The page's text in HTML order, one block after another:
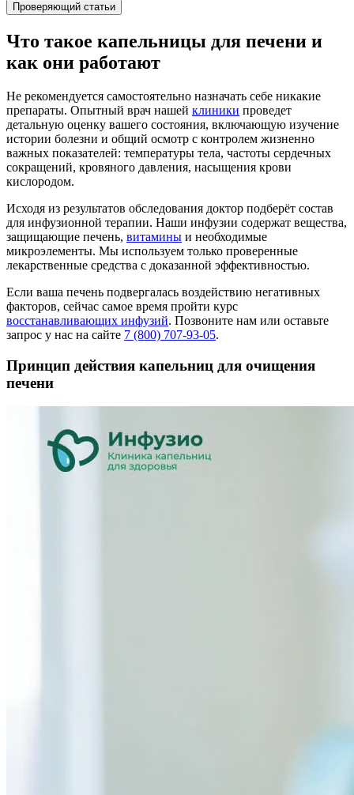
Проверяющий статьи
Что такое капельницы для печени и
как они работают
Не рекомендуется самостоятельно назначать себе никакие
препараты. Опытный врач нашей клиники проведет
детальную оценку вашего состояния, включающую изучение
истории болезни и общий осмотр с контролем жизненно
важных показателей: температуры тела, частоты сердечных
сокращений, кровяного давления, насыщения крови
кислородом.
Исходя из результатов обследования доктор подберёт состав
для инфузионной терапии. Наши инфузии содержат вещества,
защищающие печень, витамины и необходимые
микроэлементы. Мы используем только проверенные
лекарственные средства с доказанной эффективностью.
Если ваша печень подвергалась воздействию негативных
факторов, сейчас самое время пройти курс
восстанавливающих инфузий. Позвоните нам или оставьте
запрос у нас на сайте 7 (800) 707-93-05.
Принцип действия капельниц для очищения
печени